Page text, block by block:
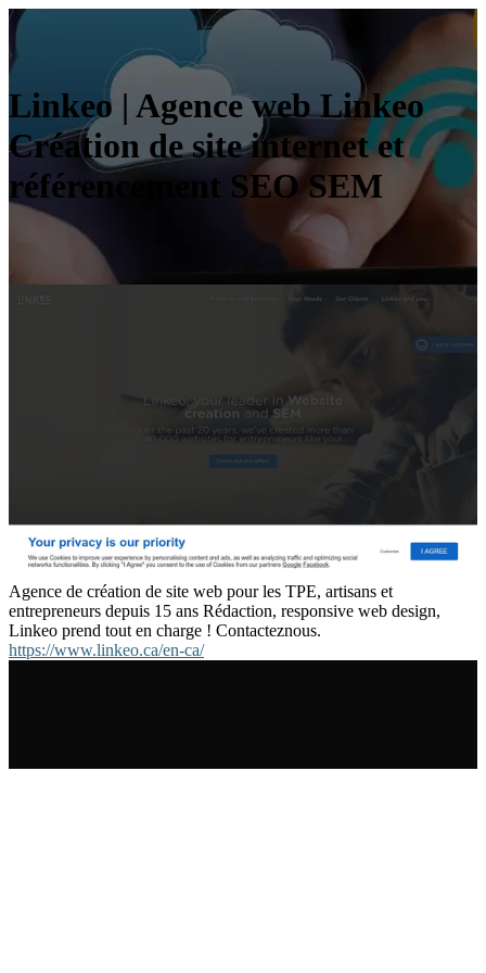
Linkeo | Agence web Linkeo
Création de site internet et
référen­ce­ment SEO SEM
Agence de création de site web pour les TPE, artisans et
entrepreneurs depuis 15 ans Rédaction, responsive web design,
Linkeo prend tout en charge ! Contacteznous.
https://www.linkeo.ca/en-ca/